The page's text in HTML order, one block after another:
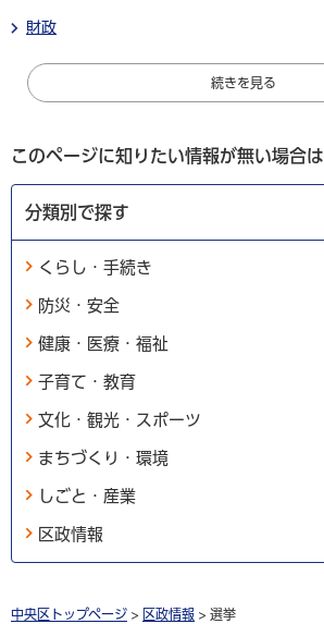
財政
続きを見る
このページに知りたい情報が無い場合は
分類別で探す
くらし・手続き
防災・安全
健康・医療・福祉
子育て・教育
文化・観光・スポーツ
まちづくり・環境
しごと・産業
区政情報
中央区トップページ > 区政情報 > 選挙